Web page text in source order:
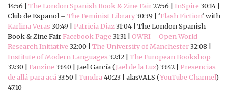
14:56 | The London Spanish Book & Zine Fair27:56 | InSpire 30:14 |
Club de Español – The Feminist Library 30:39 | ‘Flash Fiction‘ with
Karlina Veras 30:49 | Patricia Diaz 31:04 | The London Spanish
Book & Zine FairFacebook Page 31:31 | OWRI – Open World
Research Initiative 32:00 | The University of Manchester 32:08 |
Institute of Modern Languages 32:12 | The European Bookshop
32:30 | Fanzine 33:40 | Jael García (Jael de la Luz) 33:42 | Presencias
de allá para acá 33:50 | Tundra 40:23 | alasVALS (YouTube Channel)
47:10